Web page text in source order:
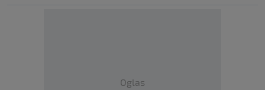
Oglas